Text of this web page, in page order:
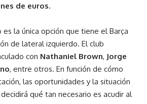
de euros.
es la única opción que tiene el Barça
de lateral izquierdo. El club
con Nathaniel Brown, Jorge
, entre otros. En función de cómo
las oportunidades y la situación
qué tan necesario es acudir al